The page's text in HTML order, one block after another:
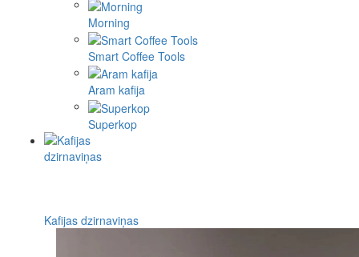
Morning
Smart Coffee Tools
Aram kafija
Superkop
Kafijas dzirnaviņas